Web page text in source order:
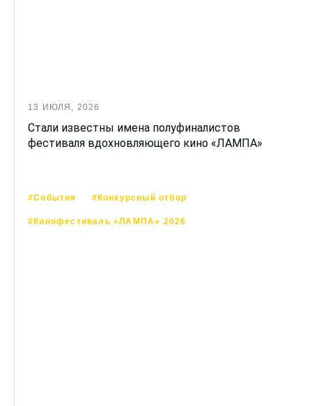
13 ИЮЛЯ, 2026
Стали известны имена полуфиналистов
фестиваля вдохновляющего кино «ЛАМПА»
#События #Конкурсный отбор
#Кинофестиваль «ЛАМПА» 2026